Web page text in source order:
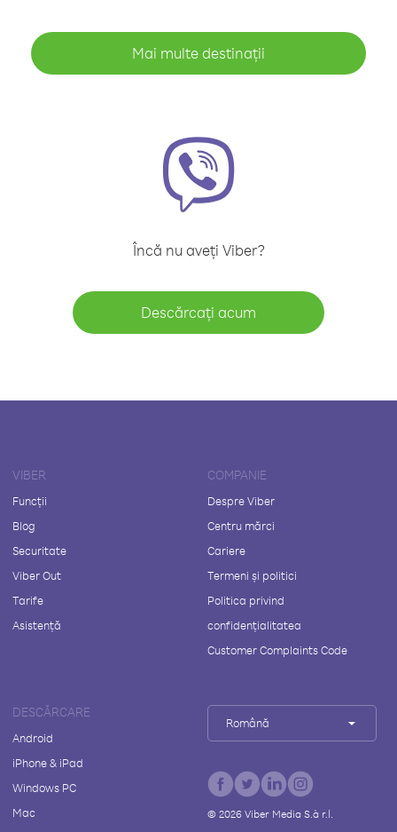
Mai multe destinații
Încă nu aveți Viber?
Descărcați acum
VIBER
Funcții
Blog
Securitate
Viber Out
Tarife
Asistență
COMPANIE
Despre Viber
Centru mărci
Cariere
Termeni și politici
Politica privind
confidențialitatea
Customer Complaints Code
DESCĂRCARE
Android
iPhone & iPad
Windows PC
Mac
Română
© 2026Viber Media S.à r.l.